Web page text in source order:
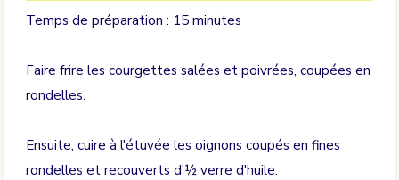
Temps de préparation : 15 minutes
Faire frire les courgettes salées et poivrées, coupées en
rondelles.
Ensuite, cuire à l'étuvée les oignons coupés en fines
rondelles et recouverts d'½ verre d'huile.